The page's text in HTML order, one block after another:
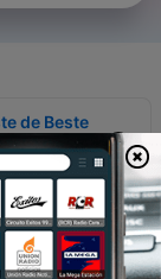
de Beste